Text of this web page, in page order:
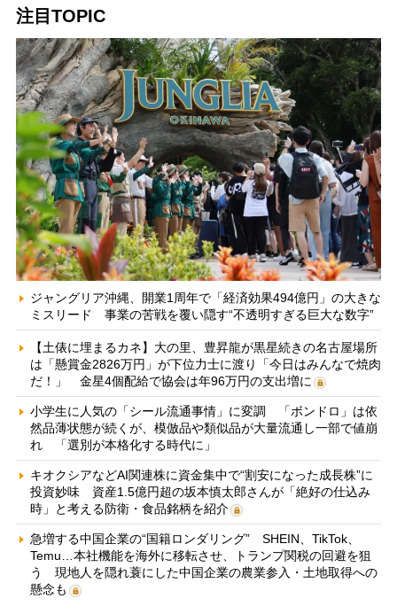
注目TOPIC
ジャングリア沖縄、開業1周年で「経済効果494億円」の大きな
ミスリード 事業の苦戦を覆い隠す“不透明すぎる巨大な数字”
【土俵に埋まるカネ】大の里、豊昇龍が黒星続きの名古屋場所
は「懸賞金2826万円」が下位力士に渡り「今日はみんなで焼肉
だ！」 金星4個配給で協会は年96万円の支出増に
小学生に人気の「シール流通事情」に変調 「ボンドロ」は依
然品薄状態が続くが、模倣品や類似品が大量流通し一部で値崩
れ 「選別が本格化する時代に」
キオクシアなどAI関連株に資金集中で“割安になった成長株”に
投資妙味 資産1.5億円超の坂本慎太郎さんが「絶好の仕込み
時」と考える防衛・食品銘柄を紹介
急増する中国企業の“国籍ロンダリング” SHEIN、TikTok、
Temu…本社機能を海外に移転させ、トランプ関税の回避を狙
う 現地人を隠れ蓑にした中国企業の農業参入・土地取得への
懸念も